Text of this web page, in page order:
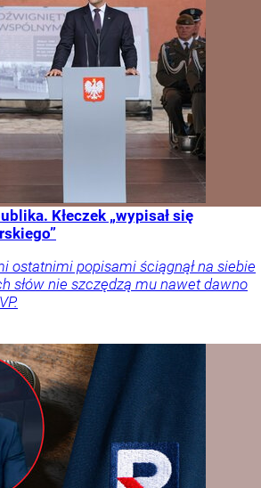
Kłeczek „wypisał się
ostatnimi popisami ściągnął na siebie
słów nie szczędzą mu nawet dawno